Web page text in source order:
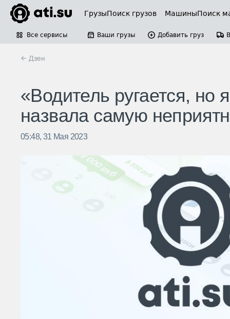
ГрузыПоиск грузов МашиныПоиск
Все сервисы Ваши грузы Добавить груз
← Дзен
«Водитель ругается, но
назвала самую
05:48, 31 Мая 2023